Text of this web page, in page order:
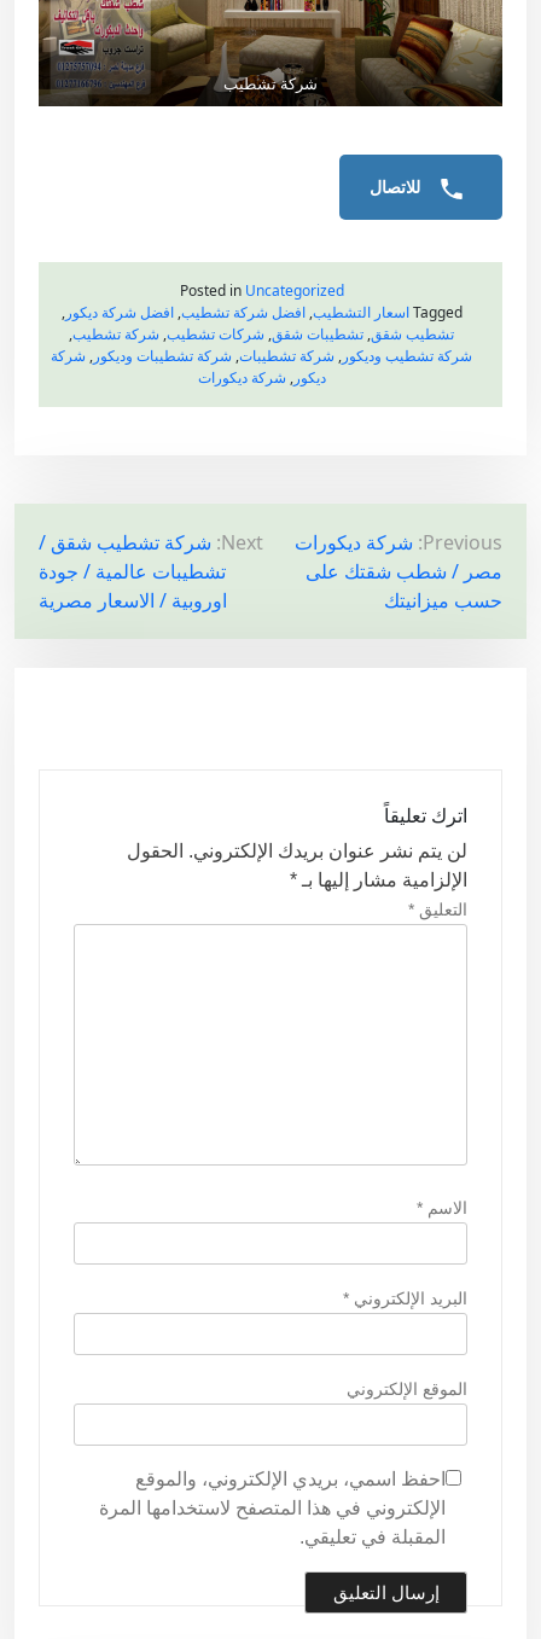
شركة تشطيب
للاتصال
Posted in Uncategorized
Tagged اسعار التشطيب,افضل شركة تشطيب,افضل شركة ديكور,
تشطيب شقق, تشطيبات شقق, شركات تشطيب, شركة تشطيب,
شركة تشطيب وديكور, شركة تشطيبات, شركة تشطيبات وديكور, شركة
ديكور, شركة ديكورات
ت
ص
فّ
Previous: شركة ديكورات
مصر / شطب شقتك على
حسب ميزانيتك
Next: شركة تشطيب شقق /
تشطيبات عالمية / جودة
اوروبية / الاسعار مصرية
اترك تعليقاً
لن يتم نشر عنوان بريدك الإلكتروني. الحقول
الإلزامية مشار إليها بـ *
التعليق *
الاسم *
البريد الإلكتروني *
الموقع الإلكتروني
احفظ اسمي، بريدي الإلكتروني، والموقع
الإلكتروني في هذا المتصفح لاستخدامها المرة
المقبلة في تعليقي.